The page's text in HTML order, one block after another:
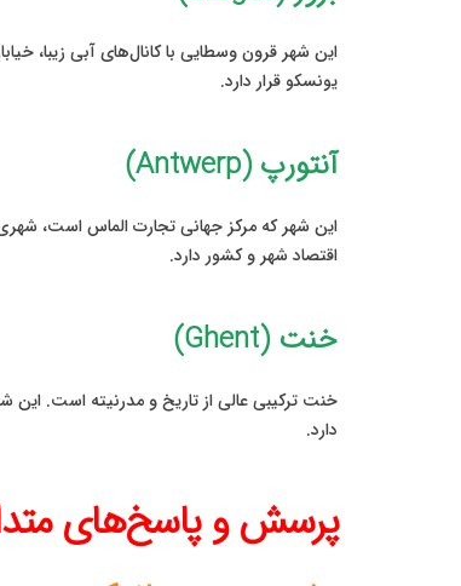
این شهر قرون وسطایی با کانال‌های آبی زیبا،
یونسکو قرار دارد.
آنتورپ (Antwerp)
این شهر که مرکز جهانی تجارت الماس است،
اقتصاد شهر و کشور دارد.
خنت (Ghent)
خنت ترکیبی عالی از تاریخ و مدرنیته است.
دارد.
پرسش و پاسخ‌های